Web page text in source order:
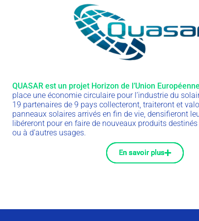
QUASAR est un projet Horizon de l’Union
place une économie circulaire pour l’industrie du
19 partenaires de 9 pays collecteront, traiteront et
panneaux solaires arrivés en fin de vie, densifieront
libéreront pour en faire de nouveaux produits destinés
ou à d’autres usages.
En savoir plus
En savoir plus
En savoir plus